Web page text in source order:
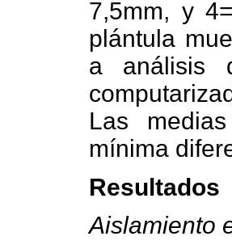
7,5mm, y
plántula
a análisis
Las
mínima
Resultados
Aislamiento